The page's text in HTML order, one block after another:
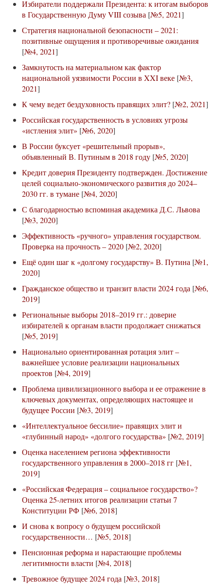
Избиратели поддержали Президента: к итогам выборов
в Государственную Думу VIII созыва [№5, 2021]
Стратегия национальной безопасности – 2021:
позитивные ощущения и противоречивые ожидания
[№4, 2021]
Замкнутость на материальном как фактор
национальной уязвимости России в XXI веке [№3,
2021]
К чему ведет бездуховность правящих элит? [№2, 2021]
Российская государственность в условиях угрозы
«истления элит» [№6, 2020]
В России буксует «решительный прорыв»,
объявленный В. Путиным в 2018 году [№5, 2020]
Кредит доверия Президенту подтвержден. Достижение
целей социально-экономического развития до 2024–
2030 гг. в тумане [№4, 2020]
С благодарностью вспоминая академика Д.С. Львова
[№3, 2020]
Эффективность «ручного» управления государством.
Проверка на прочность – 2020 [№2, 2020]
Ещё один шаг к «долгому государству» В. Путина [№1,
2020]
Гражданское общество и транзит власти 2024 года [№6,
2019]
Региональные выборы 2018–2019 гг.: доверие
избирателей к органам власти продолжает снижаться
[№5, 2019]
Национально ориентированная ротация элит –
важнейшее условие реализации национальных
проектов [№4, 2019]
Проблема цивилизационного выбора и ее отражение в
ключевых документах, определяющих настоящее и
будущее России [№3, 2019]
«Интеллектуальное бессилие» правящих элит и
«глубинный народ» «долгого государства» [№2, 2019]
Оценка населением региона эффективности
государственного управления в 2000–2018 гг [№1,
2019]
«Российская Федерация – социальное государство»?
Оценка 25-летних итогов реализации статьи 7
Конституции РФ [№6, 2018]
И снова к вопросу о будущем российской
государственности… [№5, 2018]
Пенсионная реформа и нарастающие проблемы
легитимности власти [№4, 2018]
Тревожное будущее 2024 года [№3, 2018]